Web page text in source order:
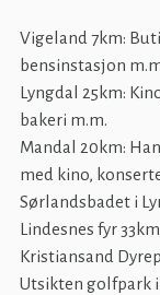
Vigeland 7km:
bensinstasjon
Lyngdal 25km:
bakeri m.m.
Mandal 20km:
med kino,
Sørlandsbadet i
Lindesnes fyr 33km
Kristiansand
Utsikten golfpark i